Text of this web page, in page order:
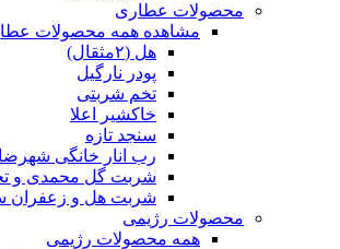
محصولات عطاری
مشاهده همه محصولات
هل (۲مثقال)
پودر نارگیل
تخم شربتی
خاکشیر اعلا
سنجد تازه
رب انار خانگی شهرضا
شربت گل محمدی و
شربت هل و زعفران
محصولات رژیمی
همه محصولات رژیمی